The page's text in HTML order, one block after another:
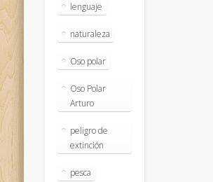
lenguaje
naturaleza
Oso polar
Oso Polar
Arturo
peligro de
extinción
pesca